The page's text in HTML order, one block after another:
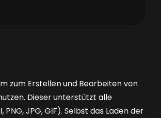
zum Erstellen und Bearbeiten von
Dieser unterstützt alle
JPG, GIF). Selbst das Laden der